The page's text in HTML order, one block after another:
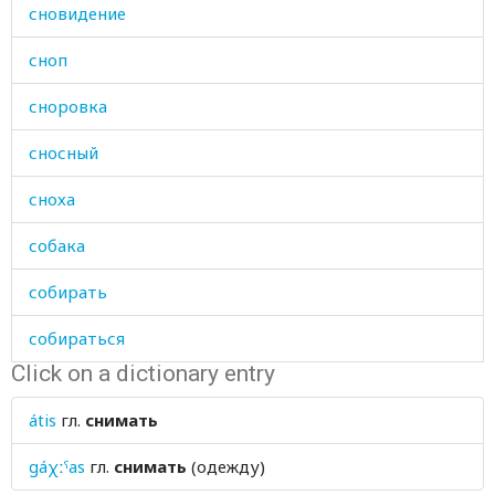
сновидение
сноп
сноровка
сносный
сноха
собака
собирать
собираться
собой
соболезнование
собрание
Click on a dictionary entry
átis гл. снимать
gáχːˤas гл. снимать (одежду)